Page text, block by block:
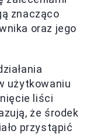
znacząco
oraz jego
użytkowaniu
liści
że środek
przystąpić